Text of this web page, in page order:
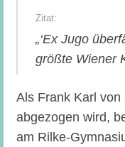
„‘Ex Jugo
größte Wiener
Als Frank Karl von
abgezogen wird,
am Rilke-